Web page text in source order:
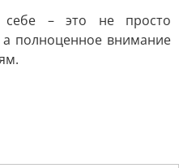
– это не просто
а полноценное внимание